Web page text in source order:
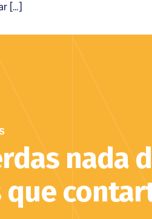
[…]
nada